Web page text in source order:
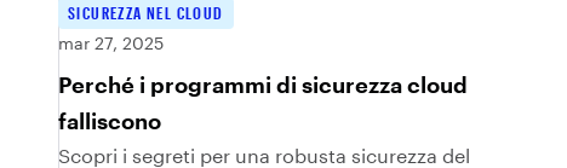
SICUREZZA NEL CLOUD
mar 27, 2025
Perché i programmi di sicurezza cloud
falliscono
Scopri i segreti per una robusta sicurezza del